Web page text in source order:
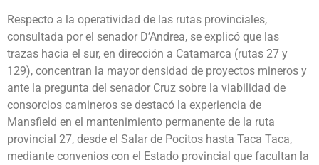
Respecto a la operatividad de las rutas provinciales,
consultada por el senador D’Andrea, se explicó que las
trazas hacia el sur, en dirección a Catamarca (rutas 27 y
129), concentran la mayor densidad de proyectos mineros y
ante la pregunta del senador Cruz sobre la viabilidad de
consorcios camineros se destacó la experiencia de
Mansfield en el mantenimiento permanente de la ruta
provincial 27, desde el Salar de Pocitos hasta Taca Taca,
mediante convenios con el Estado provincial que facultan la